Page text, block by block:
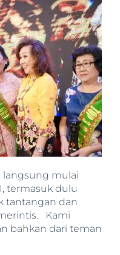
langsung mulai
termasuk dulu
tantangan dan
Kami
bahkan dari teman